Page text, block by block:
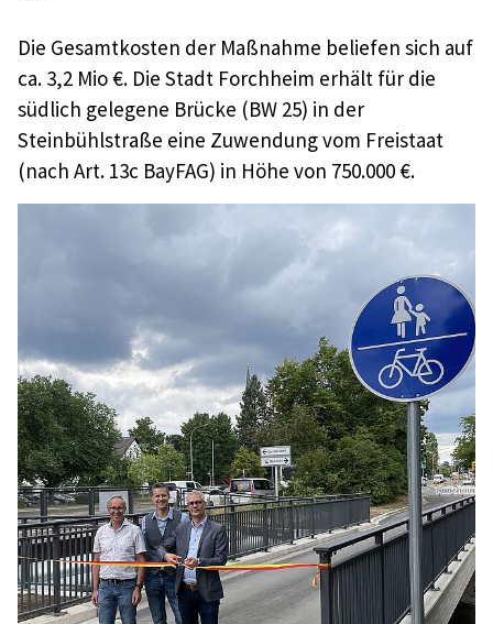
Die Gesamtkosten der Maßnahme beliefen sich auf
ca. 3,2 Mio €. Die Stadt Forchheim erhält für die
südlich gelegene Brücke (BW 25) in der
Steinbühlstraße eine Zuwendung vom Freistaat
(nach Art. 13c BayFAG) in Höhe von 750.000 €.